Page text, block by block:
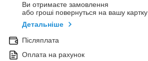
Ви отримаєте замовлення
або гроші повернуться на вашу картку
Детальніше
Післяплата
Оплата на рахунок